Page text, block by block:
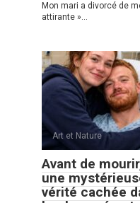
Mon mari a divorcé de
attirante »…
Art et Nature
Avant de
une
vérité cachée